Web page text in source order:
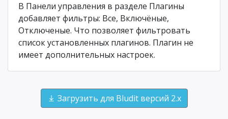
В Панели управления в разделе Плагины
добавляет фильтры: Все, Включёные,
Отключеные. Что позволяет фильтровать
список установленных плагинов. Плагин не
имеет дополнительных настроек.
Загрузить для Bludit версий 2.x